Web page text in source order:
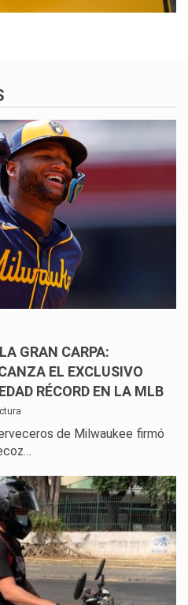
GRAN CARPA:
EL EXCLUSIVO
RÉCORD EN LA MLB
de Milwaukee firmó